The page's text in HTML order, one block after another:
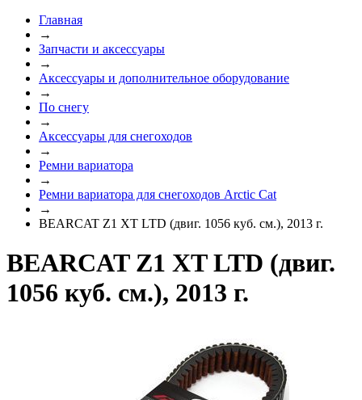
Главная
→
Запчасти и аксессуары
→
Аксессуары и дополнительное оборудование
→
По снегу
→
Аксессуары для снегоходов
→
Ремни вариатора
→
Ремни вариатора для снегоходов Arctic Cat
→
BEARCAT Z1 XT LTD (двиг. 1056 куб. см.), 2013 г.
BEARCAT Z1 XT LTD (двиг.
1056 куб. см.), 2013 г.